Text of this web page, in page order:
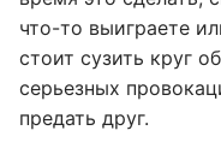
что-то выиграете
стоит сузить круг
серьезных
предать друг.